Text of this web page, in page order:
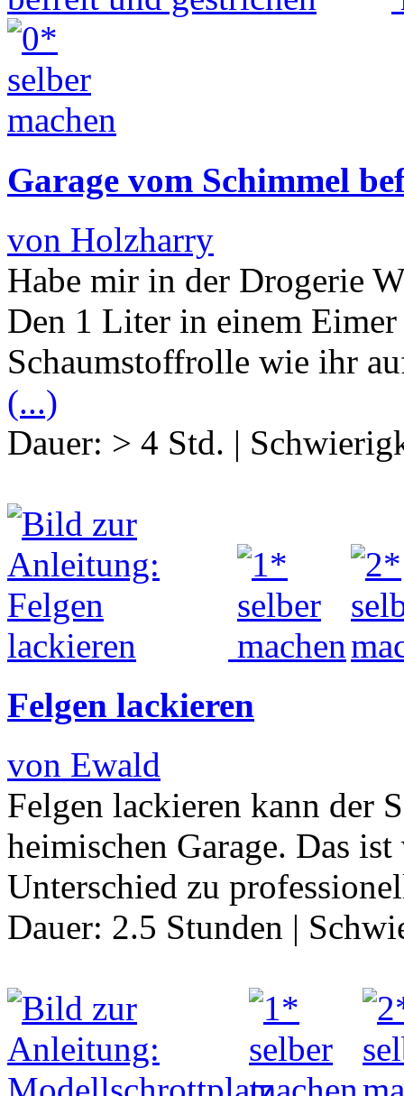
Garage vom Schimmel
von Holzharry
Habe mir in der Drogerie
Den 1 Liter in einem
Schaumstoffrolle wie ihr
(...)
Dauer: > 4 Std. |
Felgen lackieren
von Ewald
Felgen lackieren kann der
heimischen Garage. Das
Unterschied zu
Dauer: 2.5 Stunden |